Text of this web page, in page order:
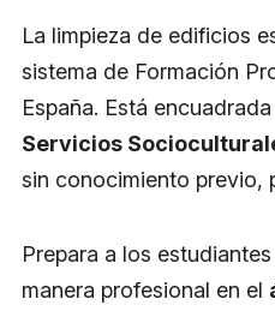
La limpieza de edificios
sistema de Formación
España. Está
Servicios
sin conocimiento previo,
Prepara a los
manera profesional en el